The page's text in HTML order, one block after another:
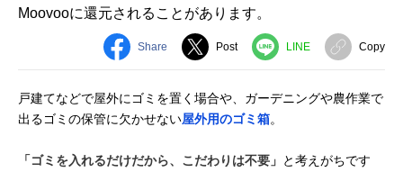
Moovooに還元されることがあります。
Share Post LINE Copy
戸建てなどで屋外にゴミを置く場合や、ガーデニングや農作業で
出るゴミの保管に欠かせない屋外用のゴミ箱。
「ゴミを入れるだけだから、こだわりは不要」 と考えがちです